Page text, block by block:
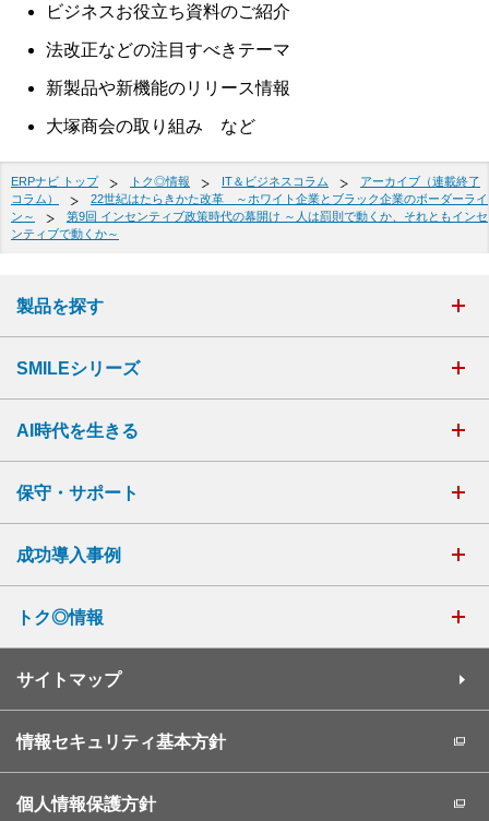
ビジネスお役立ち資料のご紹介
法改正などの注目すべきテーマ
新製品や新機能のリリース情報
大塚商会の取り組み など
ERPナビ トップ トク◎情報 IT＆ビジネスコラム
アーカイブ（連載終了
コラム）
22世紀はたらきかた改革 ～ホワイト企業とブラック企業のボーダーライ
ン～
第9回 インセンティブ政策時代の幕開け ～人は罰則で動くか、それともインセ
ンティブで動くか～
製品を探す
SMILEシリーズ
AI時代を生きる
保守・サポート
成功導入事例
トク◎情報
サイトマップ
情報セキュリティ基本方針
個人情報保護方針